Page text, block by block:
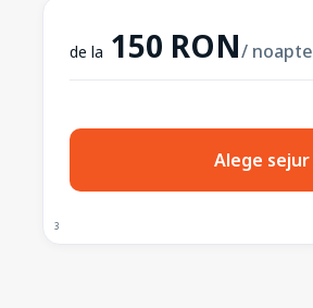
de la 150 RON/ noapte
Alege sejur
3